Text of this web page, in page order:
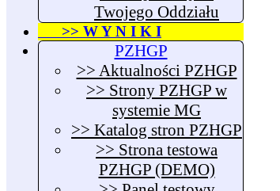
Twojego Oddziału
>> W Y N I K I
PZHGP
>> Aktualności PZHGP
>> Strony PZHGP w
systemie MG
>> Katalog stron PZHGP
>> Strona testowa
PZHGP (DEMO)